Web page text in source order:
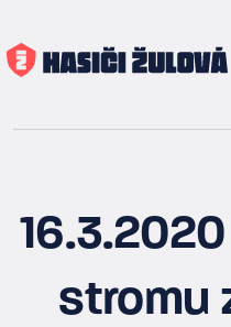
stromu